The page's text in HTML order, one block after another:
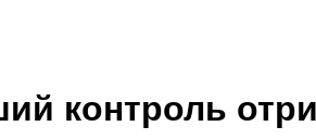
контроль